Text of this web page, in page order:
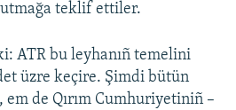
teklif ettiler.
ATR bu leyhanıñ temelini
üzre keçire. Şimdi bütün
de Qırım Cumhuriyetiniñ –